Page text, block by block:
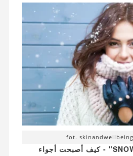
fot.
"SNOW QUEEN BEAUTY" - كيف أصبحت أجواء